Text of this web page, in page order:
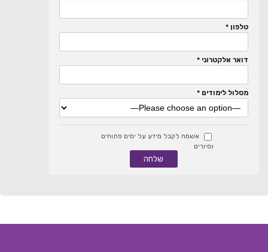
טלפון *
דואר אלקטרוני *
מסלול לימודים *
אשמח לקבל מידע על ימים פתוחים
וסיורים